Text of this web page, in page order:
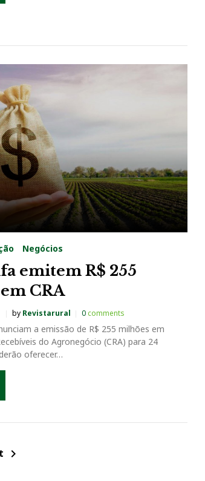
Negócios
emitem R$ 255
CRA
by Revistarural 0comments
a emissão de R$ 255 milhões em
do Agronegócio (CRA) para 24
oferecer…
chevron_right